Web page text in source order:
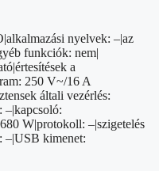
nyelvek: –|az
funkciók: nem|
a
250 V~/16 A
általi vezérlés:
–|kapcsoló:
W|protokoll: –|szigetelés
–|USB kimenet: